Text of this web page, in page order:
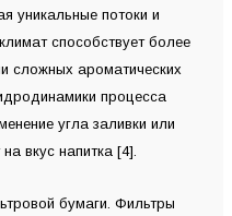
уникальные потоки и
способствует более
сложных ароматических
процесса
угла заливки или
вкус напитка [4].
бумаги. Фильтры